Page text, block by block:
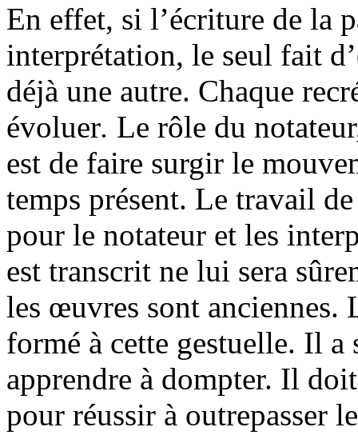
En effet, si l’écriture de la
interprétation, le seul fait
déjà une autre. Chaque
évoluer. Le rôle du
est de faire surgir le
temps présent. Le travail
pour le notateur et les
est transcrit ne lui sera
les œuvres sont anciennes.
formé à cette gestuelle. Il a
apprendre à dompter. Il
pour réussir à outrepasser